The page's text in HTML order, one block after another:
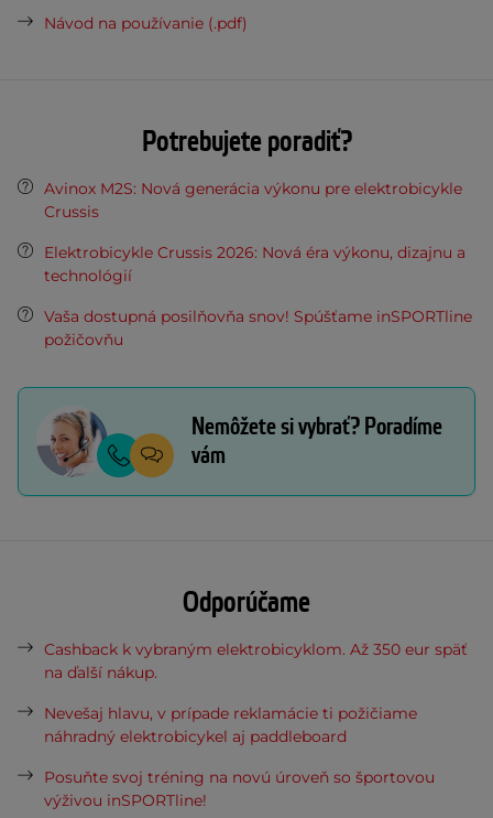
Návod na používanie (.pdf)
Potrebujete poradiť?
Avinox M2S: Nová generácia výkonu pre elektrobicykle
Crussis
Elektrobicykle Crussis 2026: Nová éra výkonu, dizajnu a
technológií
Vaša dostupná posilňovňa snov! Spúšťame inSPORTline
požičovňu
Nemôžete si vybrať? Poradíme
vám
Odporúčame
Cashback k vybraným elektrobicyklom. Až 350 eur späť
na ďalší nákup.
Nevešaj hlavu, v prípade reklamácie ti požičiame
náhradný elektrobicykel aj paddleboard
Posuňte svoj tréning na novú úroveň so športovou
výživou inSPORTline!